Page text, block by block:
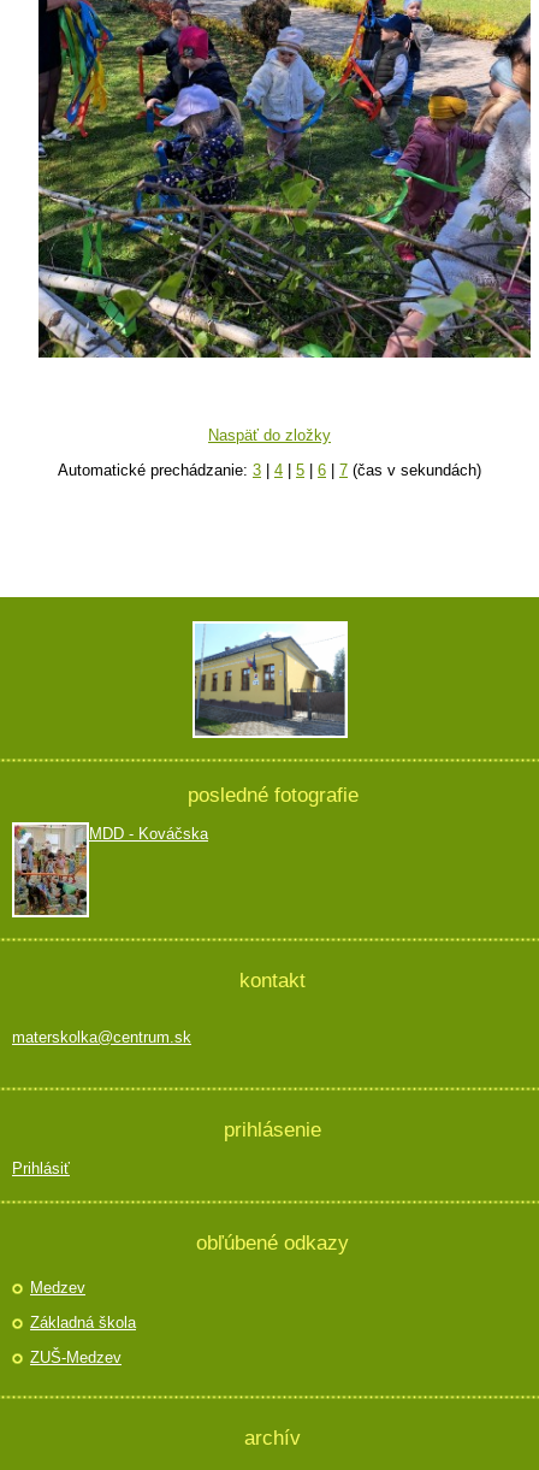
Naspäť do zložky
Automatické prechádzanie: 3 4 5 6 7 (čas v sekundách)
posledné fotografie
MDD - Kováčska
kontakt
materskolka@centrum.sk
prihlásenie
Prihlásiť
obľúbené odkazy
Medzev
Základná škola
ZUŠ-Medzev
archív